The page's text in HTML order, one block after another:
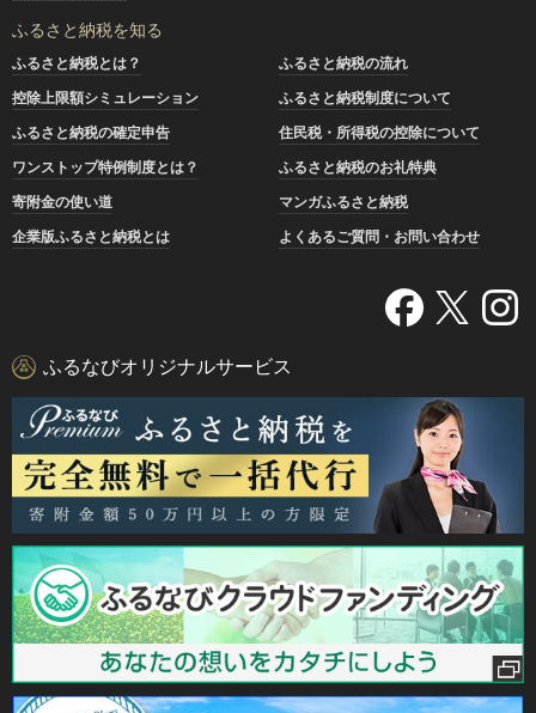
ふるさと納税を知る
ふるさと納税とは？
ふるさと納税の流れ
控除上限額シミュレーション
ふるさと納税制度について
ふるさと納税の確定申告
住民税・所得税の控除について
ワンストップ特例制度とは？
ふるさと納税のお礼特典
寄附金の使い道
マンガふるさと納税
企業版ふるさと納税とは
よくあるご質問・お問い合わせ
ふるなびオリジナルサービス